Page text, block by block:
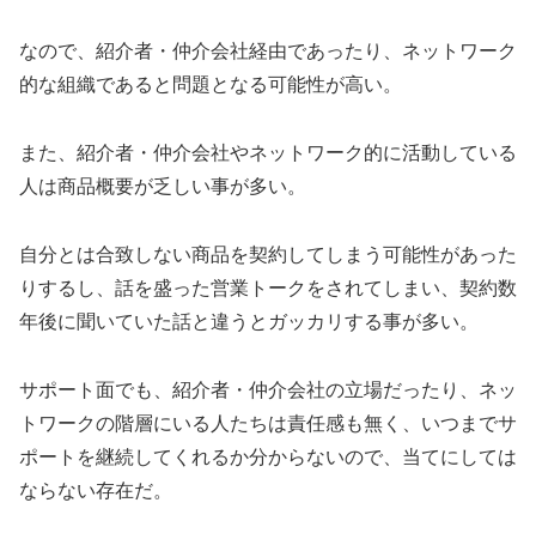
なので、紹介者・仲介会社経由であったり、ネットワーク
的な組織であると問題となる可能性が高い。
また、紹介者・仲介会社やネットワーク的に活動している
人は商品概要が乏しい事が多い。
自分とは合致しない商品を契約してしまう可能性があった
りするし、話を盛った営業トークをされてしまい、契約数
年後に聞いていた話と違うとガッカリする事が多い。
サポート面でも、紹介者・仲介会社の立場だったり、ネッ
トワークの階層にいる人たちは責任感も無く、いつまでサ
ポートを継続してくれるか分からないので、当てにしては
ならない存在だ。